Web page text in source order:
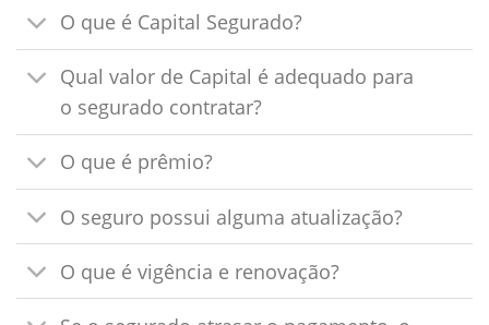
O que é Capital Segurado?
Qual valor de Capital é adequado para
o segurado contratar?
O que é prêmio?
O seguro possui alguma atualização?
O que é vigência e renovação?